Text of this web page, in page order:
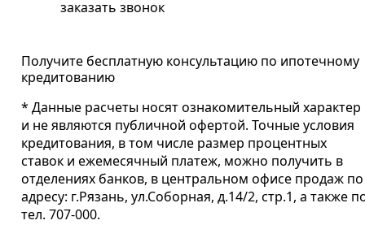
заказать звонок
Получите бесплатную консультацию по ипотечному
кредитованию
* Данные расчеты носят ознакомительный характер
и не являются публичной офертой. Точные условия
кредитования, в том числе размер процентных
ставок и ежемесячный платеж, можно получить в
отделениях банков, в центральном офисе продаж по
адресу: г.Рязань, ул.Соборная, д.14/2, стр.1, а также
тел. 707-000.